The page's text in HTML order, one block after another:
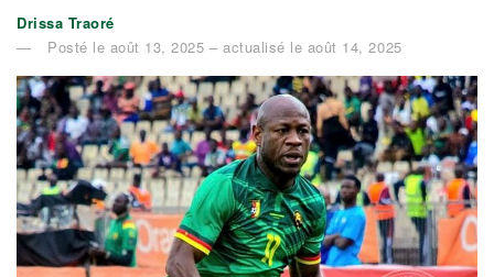
Drissa Traoré
Posté le août 13, 2025 – actualisé le août 14, 2025